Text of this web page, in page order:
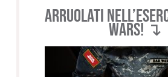
Arruolati
WARS! ↴